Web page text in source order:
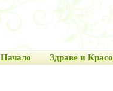
Начало Здраве и